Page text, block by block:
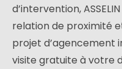
d’intervention,
relation de proximité
projet d’agencement
visite gratuite à votre